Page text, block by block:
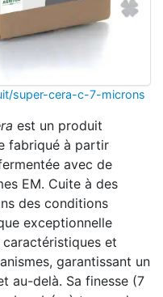
super-cera-c-7-microns
est un produit
fabriqué à partir
avec de
EM. Cuite à des
des conditions
exceptionnelle
et
garantissant un
au-delà. Sa finesse (7